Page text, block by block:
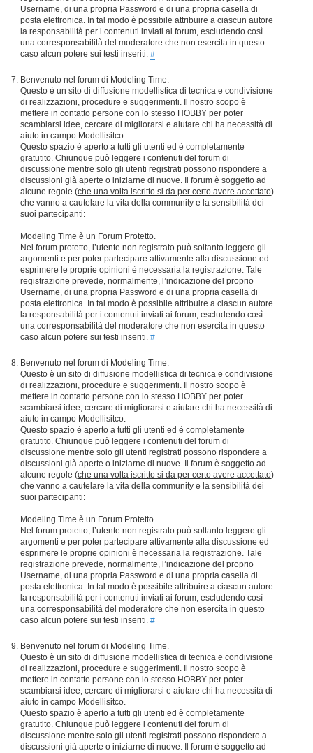
Username, di una propria Password e di una propria casella di
posta elettronica. In tal modo è possibile attribuire a ciascun autore
la responsabilità per i contenuti inviati ai forum, escludendo così
una corresponsabilità del moderatore che non esercita in questo
caso alcun potere sui testi inseriti. #
Benvenuto nel forum di Modeling Time.
Questo è un sito di diffusione modellistica di tecnica e condivisione
di realizzazioni, procedure e suggerimenti. Il nostro scopo è
mettere in contatto persone con lo stesso HOBBY per poter
scambiarsi idee, cercare di migliorarsi e aiutare chi ha necessità di
aiuto in campo Modellisitco.
Questo spazio è aperto a tutti gli utenti ed è completamente
gratutito. Chiunque può leggere i contenuti del forum di
discussione mentre solo gli utenti registrati possono rispondere a
discussioni già aperte o iniziarne di nuove. Il forum è soggetto ad
alcune regole (che una volta iscritto si da per certo avere accettato)
che vanno a cautelare la vita della community e la sensibilità dei
suoi partecipanti:
Modeling Time è un Forum Protetto.
Nel forum protetto, l’utente non registrato può soltanto leggere gli
argomenti e per poter partecipare attivamente alla discussione ed
esprimere le proprie opinioni è necessaria la registrazione. Tale
registrazione prevede, normalmente, l’indicazione del proprio
Username, di una propria Password e di una propria casella di
posta elettronica. In tal modo è possibile attribuire a ciascun autore
la responsabilità per i contenuti inviati ai forum, escludendo così
una corresponsabilità del moderatore che non esercita in questo
caso alcun potere sui testi inseriti. #
Benvenuto nel forum di Modeling Time.
Questo è un sito di diffusione modellistica di tecnica e condivisione
di realizzazioni, procedure e suggerimenti. Il nostro scopo è
mettere in contatto persone con lo stesso HOBBY per poter
scambiarsi idee, cercare di migliorarsi e aiutare chi ha necessità di
aiuto in campo Modellisitco.
Questo spazio è aperto a tutti gli utenti ed è completamente
gratutito. Chiunque può leggere i contenuti del forum di
discussione mentre solo gli utenti registrati possono rispondere a
discussioni già aperte o iniziarne di nuove. Il forum è soggetto ad
alcune regole (che una volta iscritto si da per certo avere accettato)
che vanno a cautelare la vita della community e la sensibilità dei
suoi partecipanti:
Modeling Time è un Forum Protetto.
Nel forum protetto, l’utente non registrato può soltanto leggere gli
argomenti e per poter partecipare attivamente alla discussione ed
esprimere le proprie opinioni è necessaria la registrazione. Tale
registrazione prevede, normalmente, l’indicazione del proprio
Username, di una propria Password e di una propria casella di
posta elettronica. In tal modo è possibile attribuire a ciascun autore
la responsabilità per i contenuti inviati ai forum, escludendo così
una corresponsabilità del moderatore che non esercita in questo
caso alcun potere sui testi inseriti. #
Benvenuto nel forum di Modeling Time.
Questo è un sito di diffusione modellistica di tecnica e condivisione
di realizzazioni, procedure e suggerimenti. Il nostro scopo è
mettere in contatto persone con lo stesso HOBBY per poter
scambiarsi idee, cercare di migliorarsi e aiutare chi ha necessità di
aiuto in campo Modellisitco.
Questo spazio è aperto a tutti gli utenti ed è completamente
gratutito. Chiunque può leggere i contenuti del forum di
discussione mentre solo gli utenti registrati possono rispondere a
discussioni già aperte o iniziarne di nuove. Il forum è soggetto ad